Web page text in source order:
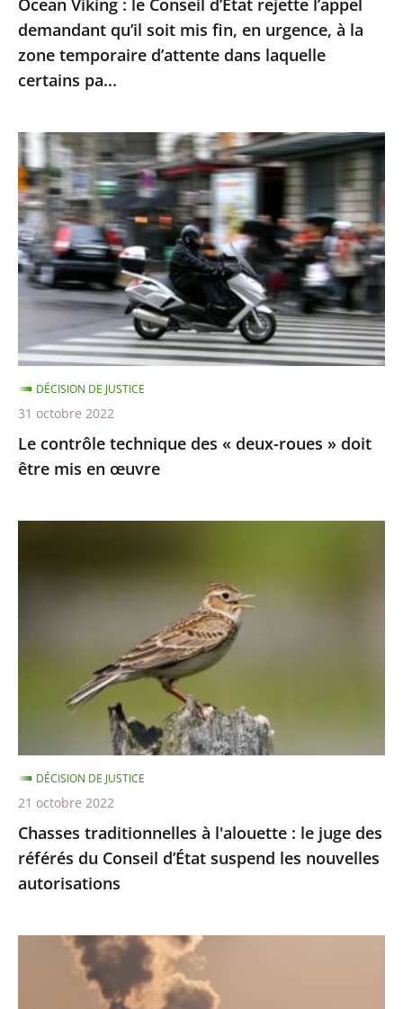
en
urgence,
temporaire
d’attente
dans
laquelle
certains
pa...
Ocean Viking : le Conseil d’État rejette l’appel
demandant qu’il soit mis fin, en urgence, à la
zone temporaire d’attente dans laquelle
certains pa...
Le
contrôle
technique
des
«
deux-
roues
doit
être
mis
en
œuvre
Le contrôle technique des « deux-roues » doit
être mis en œuvre
DÉCISION DE JUSTICE
31 octobre 2022
du
Conseil
d’État
suspend
les
nouvelles
Chasses traditionnelles à l'alouette : le juge des
référés du Conseil d’État suspend les nouvelles
autorisations
DÉCISION DE JUSTICE
21 octobre 2022
Pollution